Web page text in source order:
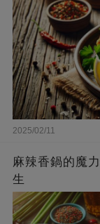
2025/02/11
麻辣香鍋的魔
生